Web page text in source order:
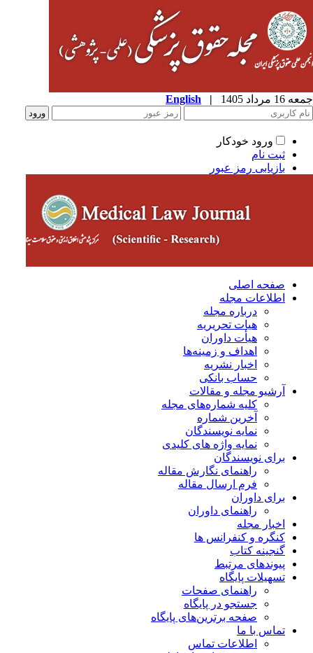
مرداد 1405 |
English
ورود خودکار
ثبت نام
بازیابی رمز عبور
صفحه اصلی
اطلاعات مجله
درباره مجله
هیات تحریریه
هیأت داوران
اهداف و زمینه‌ها
اخبار نشریه
حساب بانکی
آرشیو مجله و مقالات
کلیه شماره‌های مجله
آخرین شماره
نمایه نویسندگان
نمایه واژه های کلیدی
برای نویسندگان
راهنمای نگارش مقاله
فرم ارسال مقاله
برای داوران
راهنمای داوران
اخبار مجله
کنگره و کنفرانس ها
گنجینه کتاب
پیوندهای مرتبط
تسهیلات پایگاه
راهنمای صفحات
جستجو در پایگاه
صفحه برترین‌های پایگاه
تماس با ما
اطلاعات تماس